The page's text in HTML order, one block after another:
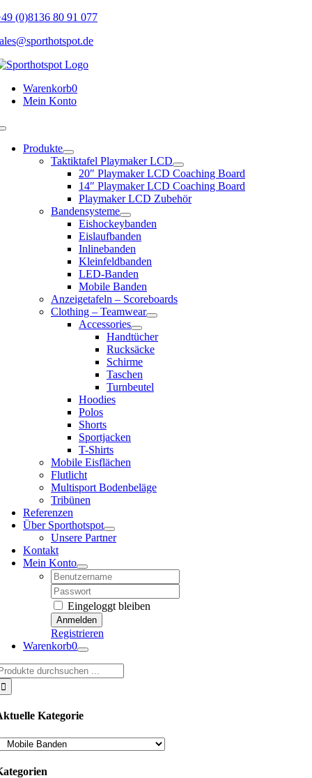
Skip
content
(0)8136 80 91 077
Warenkorb0
Mein Konto
Toggle
NavigationProdukte
Taktiktafel Playmaker LCD
20″ Playmaker LCD Coaching Board
14″ Playmaker LCD Coaching Board
Playmaker LCD Zubehör
Bandensysteme
Eishockeybanden
Eislaufbanden
Inlinebanden
Kleinfeldbanden
LED-Banden
Mobile Banden
Anzeigetafeln – Scoreboards
Clothing – Teamwear
Accessories
Handtücher
Rucksäcke
Schirme
Taschen
Turnbeutel
Hoodies
Polos
Shorts
Sportjacken
T-Shirts
Mobile Eisflächen
Flutlicht
Multisport Bodenbeläge
Tribünen
Referenzen
Über Sporthotspot
Unsere Partner
Kontakt
Mein Konto
Username:
Password:
Eingeloggt bleiben
Registrieren
Warenkorb0
Kategorie